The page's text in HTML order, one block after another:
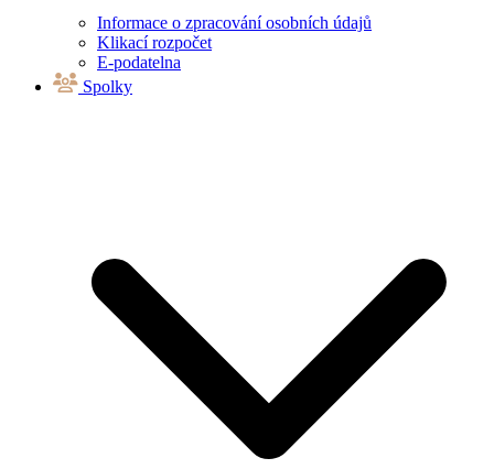
Informace o zpracování osobních údajů
Klikací rozpočet
E-podatelna
Spolky